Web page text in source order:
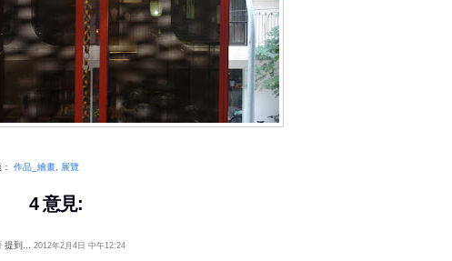
作品_繪畫 展覽
4 意見:
提到... 2012年2月4日 中午12:24